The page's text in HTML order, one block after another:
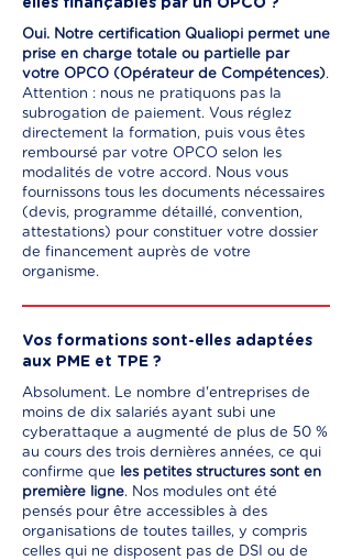
elles finançables par un OPCO ?
Oui. Notre certification Qualiopi permet une
prise en charge totale ou partielle par
votre OPCO (Opérateur de Compétences).
Attention : nous ne pratiquons pas la
subrogation de paiement. Vous réglez
directement la formation, puis vous êtes
remboursé par votre OPCO selon les
modalités de votre accord. Nous vous
fournissons tous les documents nécessaires
(devis, programme détaillé, convention,
attestations) pour constituer votre dossier
de financement auprès de votre
organisme.
Vos formations sont-elles adaptées
aux PME et TPE ?
Absolument. Le nombre d'entreprises de
moins de dix salariés ayant subi une
cyberattaque a augmenté de plus de 50 %
au cours des trois dernières années, ce qui
confirme que les petites structures sont en
première ligne. Nos modules ont été
pensés pour être accessibles à des
organisations de toutes tailles, y compris
celles qui ne disposent pas de DSI ou de